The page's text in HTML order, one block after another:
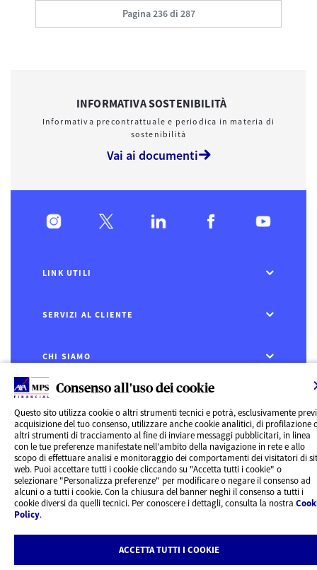
Consenso all'uso dei cookie
Questo sito utilizza cookie o altri strumenti tecnici e potrà, esclusivamente
acquisizione del tuo consenso, utilizzare anche cookie analitici, di profilazione
altri strumenti di tracciamento al fine di inviare messaggi pubblicitari, in linea
con le tue preferenze manifestate nell’ambito della navigazione in rete e allo
scopo di effettuare analisi e monitoraggio dei comportamenti dei visitatori di
web. Puoi accettare tutti i cookie cliccando su "Accetta tutti i cookie" o
selezionare "Personalizza preferenze" per modificare o negare il consenso ad
alcuni o a tutti i cookie. Con la chiusura del banner neghi il consenso a tutti i
cookie diversi da quelli tecnici. Per conoscere i dettagli, consulta la nostra
Policy.
ACCETTA TUTTI I COOKIE
Pagina 236 di 287
INFORMATIVA SOSTENIBILITÀ
Informativa precontrattuale e periodica in materia di
sostenibilità
Vai ai documenti
LINK UTILI
SERVIZI AL CLIENTE
CHI SIAMO
CONTATTI
Privacy
Rivedi le tue scelte sui Cookie
Cookie Policy
Informazioni legali
AXA MPS Financial DAC - VAT Number IE8293822E